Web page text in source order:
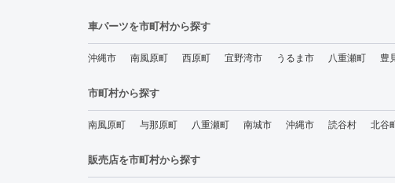
車パーツを市町村から探す
沖縄市 南風原町 西原町 宜野湾市 うるま市 八重瀬町 豊
市町村から探す
南風原町 与那原町 八重瀬町 南城市 沖縄市 読谷村 北谷
販売店を市町村から探す